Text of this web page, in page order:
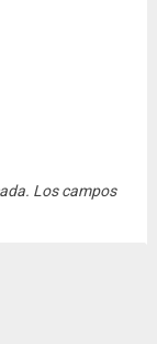
Los campos